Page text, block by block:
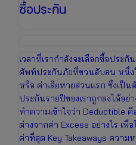
ซื้อประกัน
เวลาที่เรากำลังจะเลือกซื้อประ
ศัพท์ประกันภัยที่ชวนสับสน หนึ่ง
หรือ ค่าเสียหายส่วนแรก ซึ่งเป็
ประกันรายปีของเราถูกลงได้อ
ทำความเข้าใจว่า Deductible
ต่างจากค่า Excess อย่างไร เ
ค่าที่สุด Key Takeaways ความ